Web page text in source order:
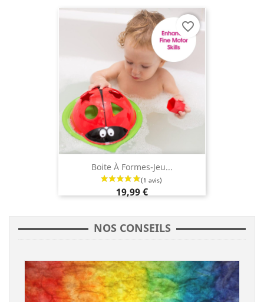
Boite À Formes-Jeu...
19,99 €
favorite_border
NOS CONSEILS